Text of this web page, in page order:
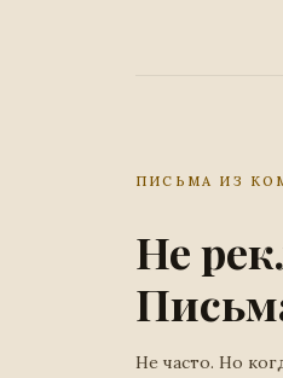
ПИСЬМА ИЗ
Не
Не часто. Но